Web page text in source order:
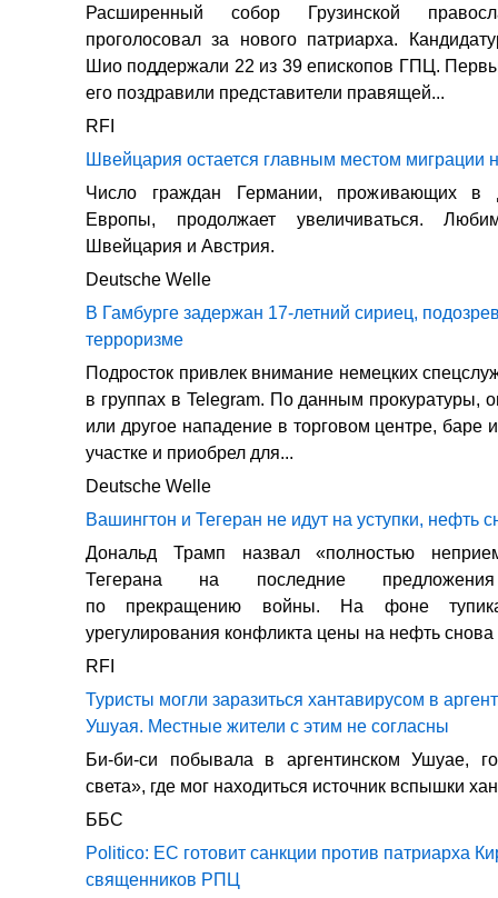
Расширенный собор Грузинской
проголосовал за нового патриарха.
Шио поддержали 22 из 39 епископов ГПЦ.
его поздравили представители правящей...
RFI
Швейцария остается главным местом миграции
Число граждан Германии, проживающих в
Европы, продолжает увеличиваться.
Швейцария и Австрия.
Deutsche Welle
В Гамбурге задержан 17-летний сириец,
терроризме
Подросток привлек внимание немецких
в группах в Telegram. По данным прокуратуры,
или другое нападение в торговом центре, баре
участке и приобрел для...
Deutsche Welle
Вашингтон и Тегеран не идут на уступки, нефть
Дональд Трамп назвал «полностью
Тегерана на последние
по прекращению войны. На фоне
урегулирования конфликта цены на нефть
RFI
Туристы могли заразиться хантавирусом в
Ушуая. Местные жители с этим не согласны
Би-би-си побывала в аргентинском Ушуае,
света», где мог находиться источник вспышки
ББС
Politico: ЕС готовит санкции против патриарха
священников РПЦ